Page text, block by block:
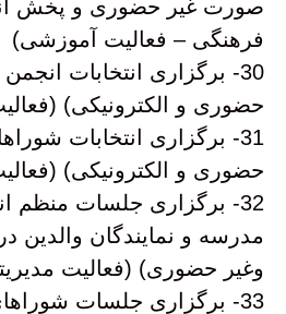
صورت غیر حضوری و پخش
فرهنگی – فعالیت آموزشی)
30- برگزاری انتخابات انجمن
حضوری و الکترونیکی)
31- برگزاری انتخابات
حضوری و الکترونیکی)
32- برگزاری جلسات منظم
مدرسه و نمایندگان
وغیر حضوری) (فعالیت
33- برگزاری جلسات